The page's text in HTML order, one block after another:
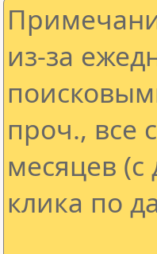
из-за
проч., все
месяцев
клика по